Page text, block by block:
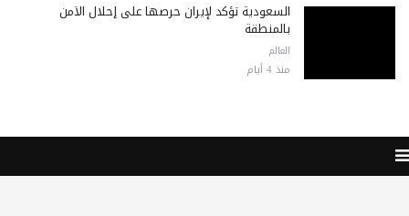
السعودية تؤكد لإيران حرصها على إحلال الأمن
بالمنطقة
العالم
منذ 4 أيام